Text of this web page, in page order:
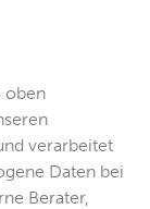
oben
verarbeitet
Daten bei
Berater,